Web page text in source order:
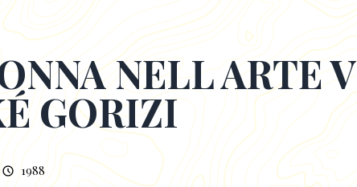
NELL ARTE V
GORIZI
1988